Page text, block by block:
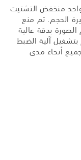
منخفض التشتيت
الحجم. تم منع
بدقة عالية
آلية الضبط
أنحاء مدى